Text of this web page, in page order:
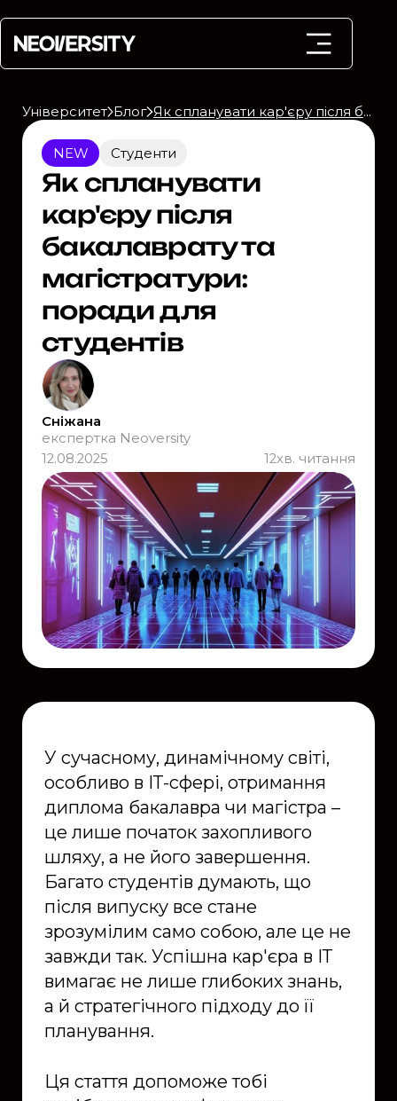
Університет Блог Як спланувати кар'єру після бакалаврату та магістратури: поради для студентів
NEW Студенти
Як спланувати
кар'єру після
бакалаврату та
магістратури:
поради для
студентів
Сніжана
експертка Neoversity
12.08.2025
12хв. читання
У сучасному, динамічному світі,
особливо в ІТ-сфері, отримання
диплома бакалавра чи магістра –
це лише початок захопливого
шляху, а не його завершення.
Багато студентів думають, що
після випуску все стане
зрозумілим само собою, але це не
завжди так. Успішна кар'єра в ІТ
вимагає не лише глибоких знань,
а й стратегічного підходу до її
планування.
Ця стаття допоможе тобі